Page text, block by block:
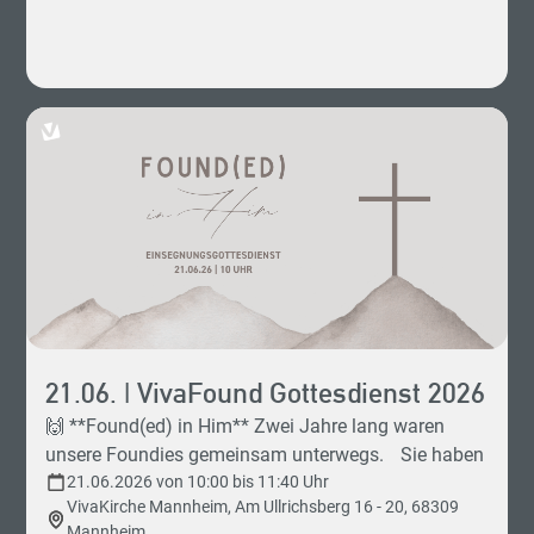
11 - 12 Jahre | Bibelentdecker ab 13 Jahren |
VivaFound ********************************** Mehr
Infos am Infopoint im Foyer.
********************************** Livestream: 🔴
21.06. | VivaFound Gottesdienst 2026
🙌 **Found(ed) in Him** Zwei Jahre lang waren
unsere Foundies gemeinsam unterwegs. Sie haben
Glauben entdeckt, Fragen gestellt, Gemeinschaft
erlebt und Jesus besser kennengelernt. An diesem
21.06.2026 von 10:00 bis 11:40 Uhr
VivaKirche Mannheim, Am Ullrichsberg 16 - 20, 68309